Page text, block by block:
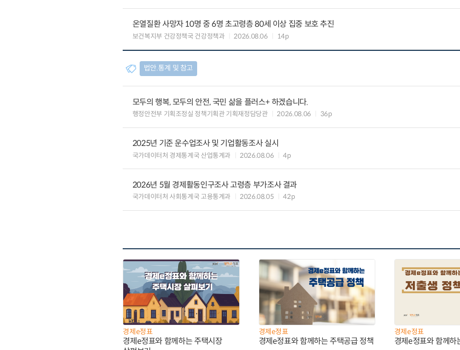
온열질환 사망자 10명 중 6명 초고령층 80세 이상 집중 보호 추진
보건복지부 건강정책국 건강정책과 2026.08.06 14p
법안.통계 및 참고
모두의 행복, 모두의 안전, 국민 삶을 플러스+ 하겠습니다.
행정안전부 기획조정실 정책기획관 기획재정담당관 2026.08.06 36p
2025년 기준 운수업조사 및 기업활동조사 실시
국가데이터처 경제통계국 산업통계과 2026.08.06 4p
2026년 5월 경제활동인구조사 고령층 부가조사 결과
국가데이터처 사회통계국 고용통계과 2026.08.05 42p
경제e정표
경제e정표와 함께하는 주택시장
경제e정표
경제e정표와 함께하는 주택공급 정책
경제e정표
경제e정표와 함께하